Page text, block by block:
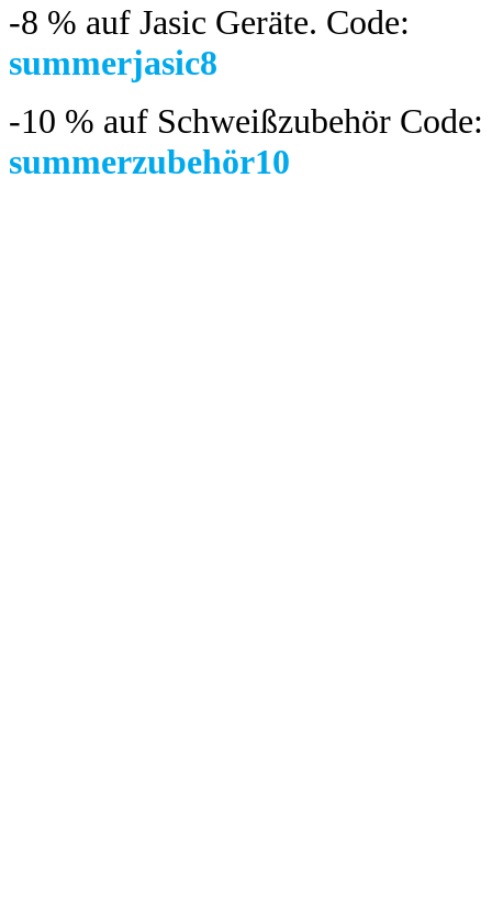
-8 % auf Jasic Geräte. Code:
summerjasic8
-10 % auf Schweißzubehör Code:
summerzubehör10